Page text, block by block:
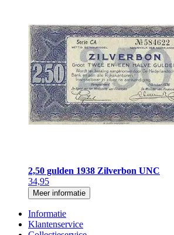
2,50 gulden 1938 Zilverbon UNC
34,95
Meer informatie
Informatie
Klantenservice